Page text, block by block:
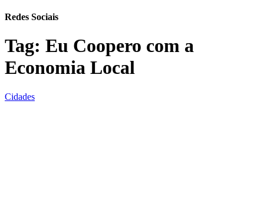
Redes Sociais
Tag: Eu Coopero com a
Economia Local
Cidades